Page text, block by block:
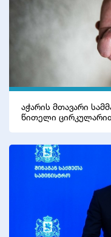
აჭარის მთავარი
წითელი